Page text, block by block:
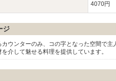
4070円
ジ
カウンターのみ、コの字となった空間で
介して魅せる料理を提供しています。